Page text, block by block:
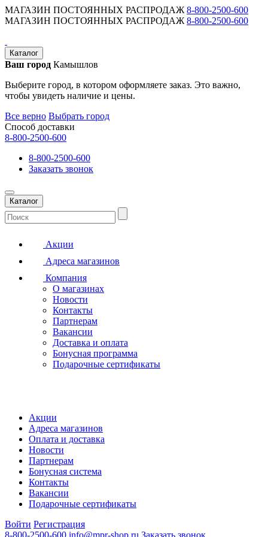
МАГАЗИН ПОСТОЯННЫХ РАСПРОДАЖ 8-800-2500-600
МАГАЗИН ПОСТОЯННЫХ РАСПРОДАЖ 8-800-2500-600
Каталог
Ваш город Камышлов
Выберите город, в котором оформляете заказ. Это важно,
чтобы увидеть наличие и цены.
Все верно Выбрать город
Способ доставки
8-800-2500-600
8-800-2500-600
Заказать звонок
Каталог
Акции
Адреса магазинов
Компания
О магазинах
Новости
Контакты
Партнерам
Вакансии
Доставка и оплата
Бонусная программа
Подарочные сертификаты
Акции
Адреса магазинов
Оплата и доставка
Новости
Партнерам
Бонусная система
Контакты
Вакансии
Подарочные сертификаты
Войти Регистрация
8-800-2500-600 info@mpr-shop.ru Заказать звонок